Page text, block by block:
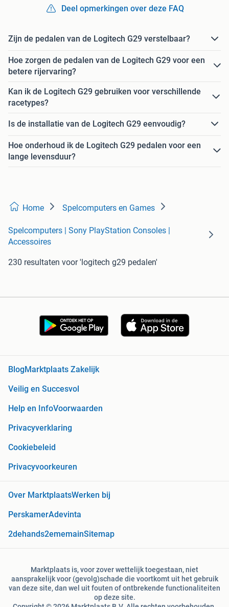
Deel opmerkingen over deze FAQ
Zijn de pedalen van de Logitech G29 verstelbaar?
Hoe zorgen de pedalen van de Logitech G29 voor een
betere rijervaring?
Kan ik de Logitech G29 gebruiken voor verschillende
racetypes?
Is de installatie van de Logitech G29 eenvoudig?
Hoe onderhoud ik de Logitech G29 pedalen voor een
lange levensduur?
Home Spelcomputers en Games
Spelcomputers | Sony PlayStation Consoles |
Accessoires
230 resultaten voor 'logitech g29 pedalen'
BlogMarktplaats Zakelijk
Veilig en Succesvol
Help en InfoVoorwaarden
Privacyverklaring
Cookiebeleid
Privacyvoorkeuren
Over MarktplaatsWerken bij
PerskamerAdevinta
2dehands2ememainSitemap
Marktplaats is, voor zover wettelijk toegestaan, niet
aansprakelijk voor (gevolg)schade die voortkomt uit het gebruik
van deze site, dan wel uit fouten of ontbrekende functionaliteiten
op deze site.